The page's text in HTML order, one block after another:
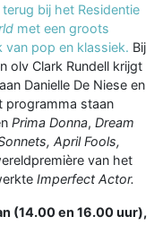
bij het Residentie
met een groots
pop en klassiek. Bij
olv Clark Rundell krijgt
Danielle De Niese en
programma staan
Prima Donna, Dream
April Fools,
van het
Imperfect Actor.
(14.00 en 16.00 uur),